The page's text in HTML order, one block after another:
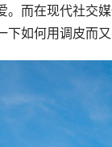
。而在现代社交
如何用调皮而